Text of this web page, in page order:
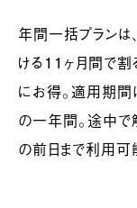
年間一括プランは
ける11ヶ月間で割
にお得。適用期間
の一年間。途中で
の前日まで利用可